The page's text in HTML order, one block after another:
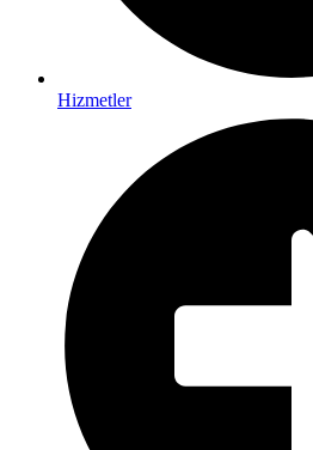
Hizmetler